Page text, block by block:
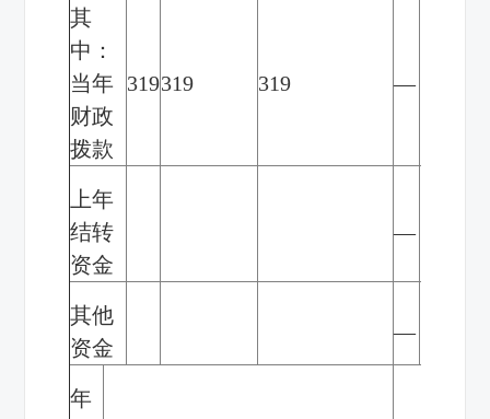
其
中：
当年
财政
拨款
319319 319 —
上年
结转
资金
—
其他
资金
—
年